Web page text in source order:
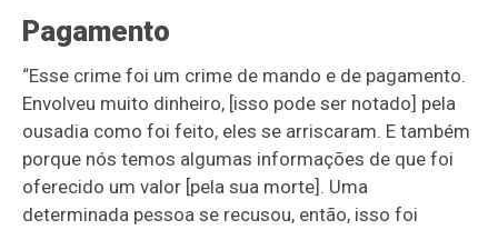
Pagamento
“Esse crime foi um crime de mando e de pagamento.
Envolveu muito dinheiro, [isso pode ser notado] pela
ousadia como foi feito, eles se arriscaram. E também
porque nós temos algumas informações de que foi
oferecido um valor [pela sua morte]. Uma
determinada pessoa se recusou, então, isso foi